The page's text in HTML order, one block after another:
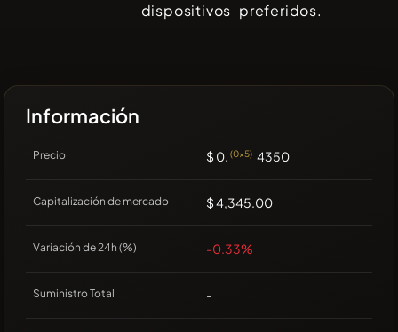
dispositivos preferidos.
Información
Precio $ 0. (0x5) 4350
Capitalización de mercado $ 4,345.00
Variación de 24h (%) -0.33%
Suministro Total -